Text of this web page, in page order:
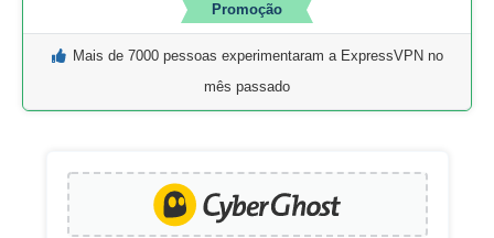
Promoção
Mais de 7000 pessoas experimentaram a ExpressVPN no
mês passado